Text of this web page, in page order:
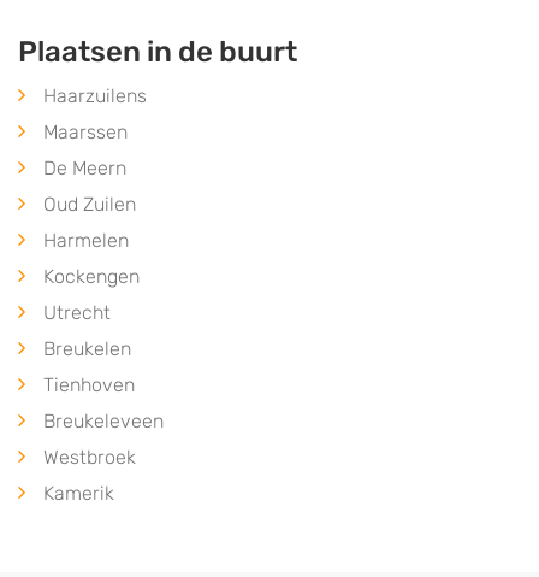
Plaatsen in de buurt
Haarzuilens
Maarssen
De Meern
Oud Zuilen
Harmelen
Kockengen
Utrecht
Breukelen
Tienhoven
Breukeleveen
Westbroek
Kamerik